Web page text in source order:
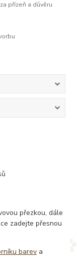
přízeň a důvěru
přezkou, dále
zadejte přesnou
barev a